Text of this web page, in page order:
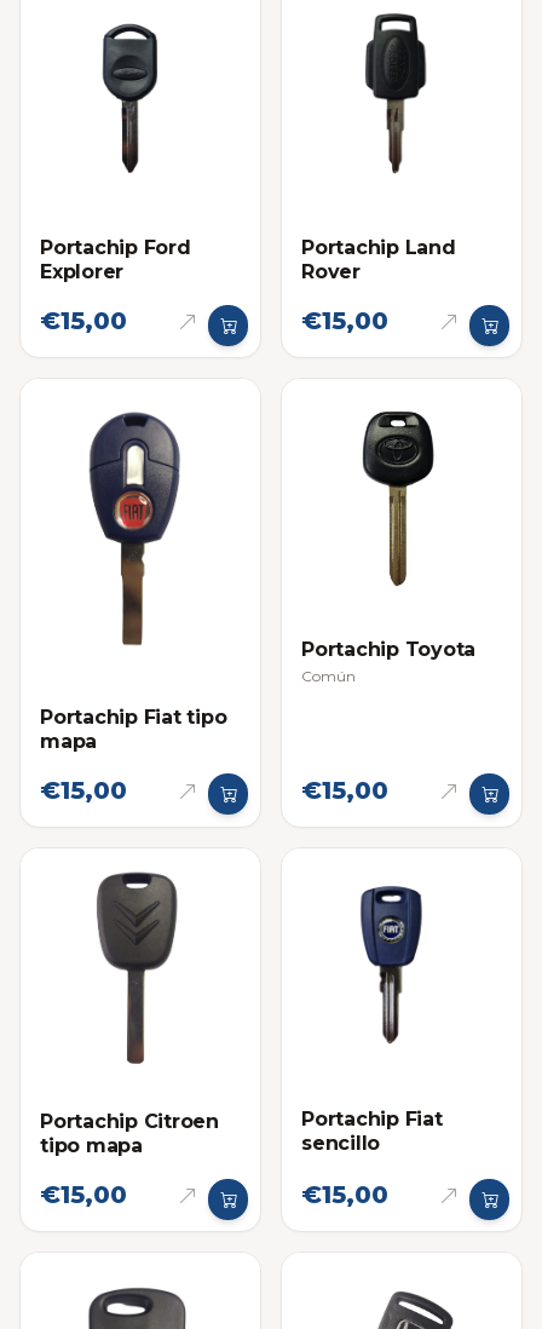
Portachip Ford
Explorer
€15,00
Portachip Land
Rover
€15,00
Portachip Fiat tipo
mapa
€15,00
Portachip Toyota
Común
€15,00
Portachip Citroen
tipo mapa
€15,00
Portachip Fiat
sencillo
€15,00